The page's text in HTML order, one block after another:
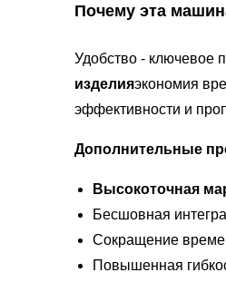
Почему эта
Удобство - ключевое
изделияэкономия
эффективности и
Дополнительные
Высокоточная
Бесшовная
Сокращение
Повышенная